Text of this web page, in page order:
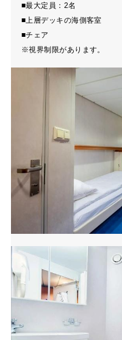
■最大定員：2名
■上層デッキの海側客室
■チェア
※視界制限があります。